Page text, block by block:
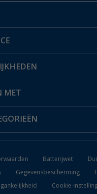
MET
Batterijwet
Gegevensbescherming
Cookie-